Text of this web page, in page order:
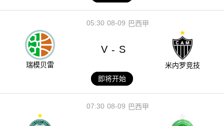
08-09
05:30 巴西甲
瑞模贝雷
V - S
米内罗竞技
即将开始
08-09
07:30 巴西甲